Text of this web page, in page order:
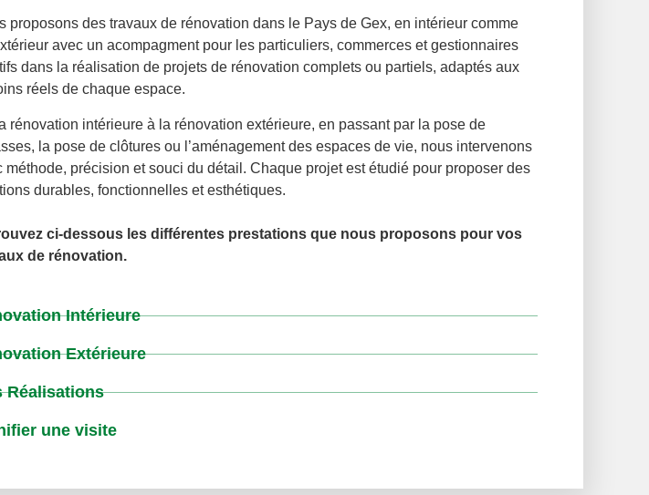
proposons des travaux de rénovation dans le Pays de Gex, en intérieur comme
avec un acompagment pour les particuliers, commerces et gestionnaires
dans la réalisation de projets de rénovation complets ou partiels, adaptés aux
réels de chaque espace.
rénovation intérieure à la rénovation extérieure, en passant par la pose de
la pose de clôtures ou l’aménagement des espaces de vie, nous intervenons
méthode, précision et souci du détail. Chaque projet est étudié pour proposer des
durables, fonctionnelles et esthétiques.
ci-dessous les différentes prestations que nous proposons pour vos
de rénovation.
Intérieure
Extérieure
Réalisations
une visite